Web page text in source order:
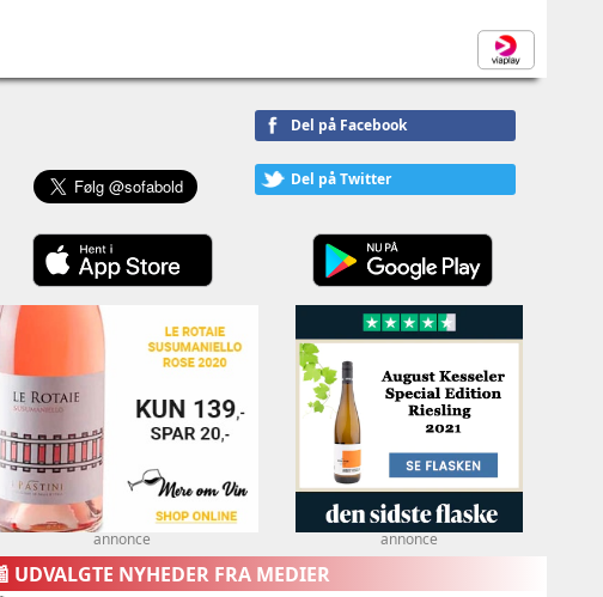
Del på Facebook
Del på Twitter
annonce annonce
UDVALGTE NYHEDER FRA MEDIER